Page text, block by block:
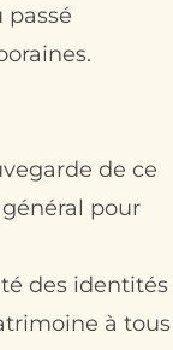
passé
de ce
pour
des identités
à tous